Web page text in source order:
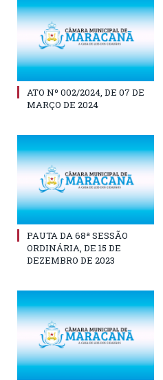
ATO Nº 002/2024, DE 07 DE
MARÇO DE 2024
PAUTA DA 68ª SESSÃO
ORDINÁRIA, DE 15 DE
DEZEMBRO DE 2023